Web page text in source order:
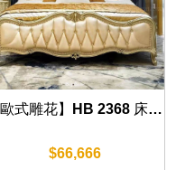
【歐式雕花】HB 2368 床組(華麗金)
$66,666